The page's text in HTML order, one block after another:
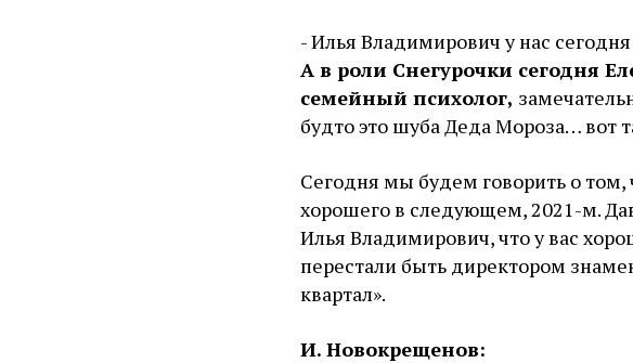
- Илья Владимирович у нас
А в роли Снегурочки сегодня
семейный психолог,
будто это шуба Деда Мороза… вот
Сегодня мы будем говорить о том,
хорошего в следующем, 2021-м.
Илья Владимирович, что у вас
перестали быть директором
квартал».
И. Новокрещенов: